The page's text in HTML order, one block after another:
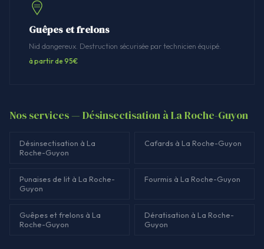
Guêpes et frelons
Nid dangereux. Destruction sécurisée par technicien équipé.
à partir de 95€
Nos services — Désinsectisation à La Roche-Guyon
Désinsectisation à La
Roche-Guyon
Cafards à La Roche-Guyon
Punaises de lit à La Roche-
Guyon
Fourmis à La Roche-Guyon
Guêpes et frelons à La
Roche-Guyon
Dératisation à La Roche-
Guyon